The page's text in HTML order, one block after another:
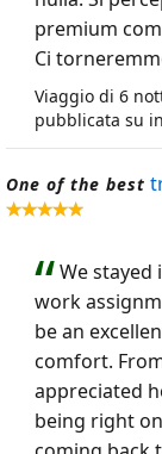
premium
Ci
Viaggio di 6
pubblicata su
One of the best
We
work
be an
comfort.
appreciated
being right